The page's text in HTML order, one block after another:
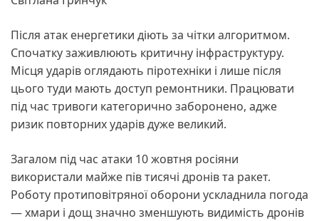
Після атак енергетики діють за чітки алгоритмом.
Спочатку заживлюють критичну інфраструктуру.
Місця ударів оглядають піротехніки і лише після
цього туди мають доступ ремонтники. Працювати
під час тривоги категорично заборонено, адже
ризик повторних ударів дуже великий.
Загалом під час атаки 10 жовтня росіяни
використали майже пів тисячі дронів та ракет.
Роботу протиповітряної оборони ускладнила погода
— хмари і дощ значно зменшують видимість дронів